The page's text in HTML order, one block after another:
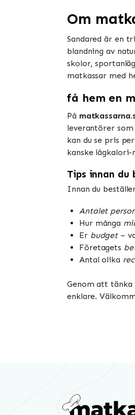
Om
Sandared är en
blandning av
skolor,
matkassar med
få hem en
På
leverantörer
kan du se pris
kanske lågkalori-
Tips innan du
Innan du
Antalet
Hur många
Er budget–
Företagets
Antal olika
Genom att tänka
enklare.